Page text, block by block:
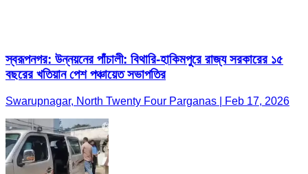
স্বরূপনগর: উন্নয়নের পাঁচালী: বিথারি-হাকিমপুরে রাজ্য সরকারের ১৫
বছরের খতিয়ান পেশ পঞ্চায়েত সভাপতির
Swarupnagar, North Twenty Four Parganas | Feb 17, 2026